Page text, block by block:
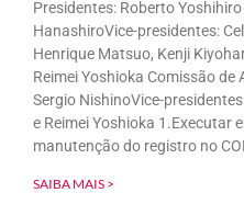
Presidentes: Roberto
HanashiroVice-presidentes:
Henrique Matsuo, Kenji
Reimei Yoshioka Comissão
Sergio NishinoVice-
e Reimei Yoshioka 1.Executar
manutenção do registro no
SAIBA MAIS >